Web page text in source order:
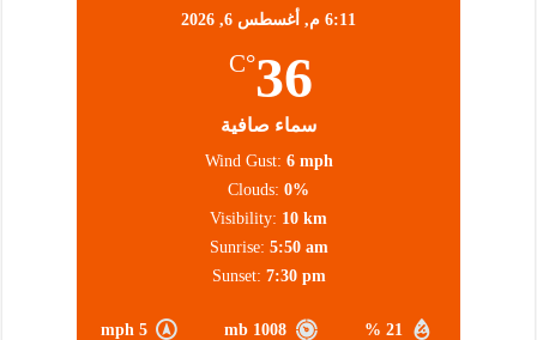
6:11 م, أغسطس 6, 2026
36
°C
سماء صافية
21 %
1008 mb
5 mph
Wind Gust: 6 mph
Clouds: 0%
Visibility: 10 km
Sunrise: 5:50 am
Sunset: 7:30 pm